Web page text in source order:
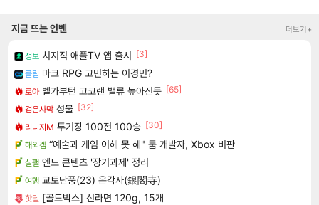
지금 뜨는 인벤 더보기+
정보 치지직 애플TV 앱 출시 [3]
클립 마크 RPG 고민하는 이경민?
로아 벨가부턴 고코랜 밸류 높아진듯 [65]
검은사막 성불 [32]
리니지M 투기장 100전 100승 [30]
해외겜 “예술과 게임 이해 못 해" 둠 개발자, Xbox 비판
실팰 엔드 콘텐츠 '장기과제' 정리
여행 교토단풍(23) 은각사(銀閣寺)
핫딜 [골드박스] 신라면 120g, 15개